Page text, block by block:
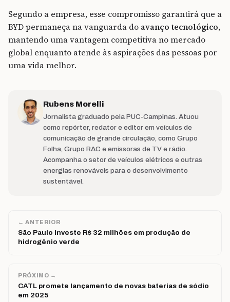
Segundo a empresa, esse compromisso garantirá que a
BYD permaneça na vanguarda do avanço tecnológico,
mantendo uma vantagem competitiva no mercado
global enquanto atende às aspirações das pessoas por
uma vida melhor.
Rubens Morelli
Jornalista graduado pela PUC-Campinas. Atuou
como repórter, redator e editor em veículos de
comunicação de grande circulação, como Grupo
Folha, Grupo RAC e emissoras de TV e rádio.
Acompanha o setor de veículos elétricos e outras
energias renováveis para o desenvolvimento
sustentável.
← ANTERIOR
São Paulo investe R$ 32 milhões em produção de
hidrogênio verde
PRÓXIMO →
CATL promete lançamento de novas baterias de sódio
em 2025